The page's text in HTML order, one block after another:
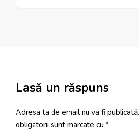
Lasă un răspuns
Adresa ta de email nu va fi publicată.
obligatorii sunt marcate cu *